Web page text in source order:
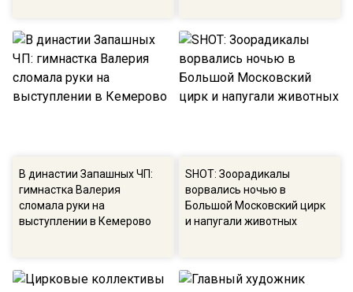
В династии Запашных ЧП:
гимнастка Валерия
сломала руки на
выступлении в Кемерово
SHOT: Зоорадикалы
ворвались ночью в
Большой Московский цирк
и напугали животных